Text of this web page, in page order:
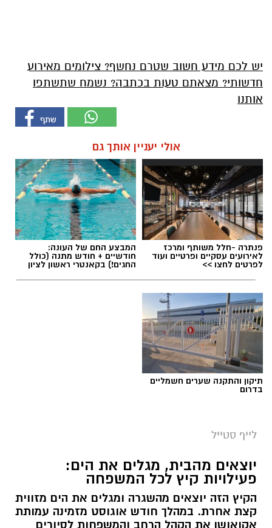
יש לכם מידע חשוב שטרם נחשף? צילומים מאירוע
חדשותי? מצאתם טעות בכתבה? נשמח שתשתפו
אותנו
אולי יעניין אותך גם
פנתרה -חלל משותף ומרכז
לאירועים עסקיים ופרטיים ועוד
לפרטים לחצו >>
המבצע החם של העונה:
חודשיים + חודש מתנה (כולל
החגים!) בקאנטרי ראשון לציון
תיקון והתקנה שערים חשמליים
בדרום
לייף סטייל
יוצאים מהבית, מגלים את הים:
פעילויות קיץ לכל המשפחה
הקיץ הזה יוצאים מהשגרה ומגלים את הים מזווית
קצת אחרת. במהלך חודש אוגוסט מזמינה עמותת
אקואושן את הקהל הרחב והמשפחות לסיורים